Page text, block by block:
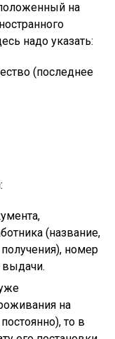
на
надо указать:
(последнее
(название,
номер
выдачи.
на
то в